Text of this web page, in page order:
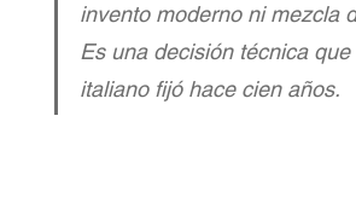
invento moderno ni mezcla
Es una decisión técnica
italiano fijó hace cien años.